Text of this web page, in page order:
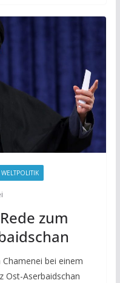
WELTPOLITIK
zum
bei einem
Ost-Aserbaidschan